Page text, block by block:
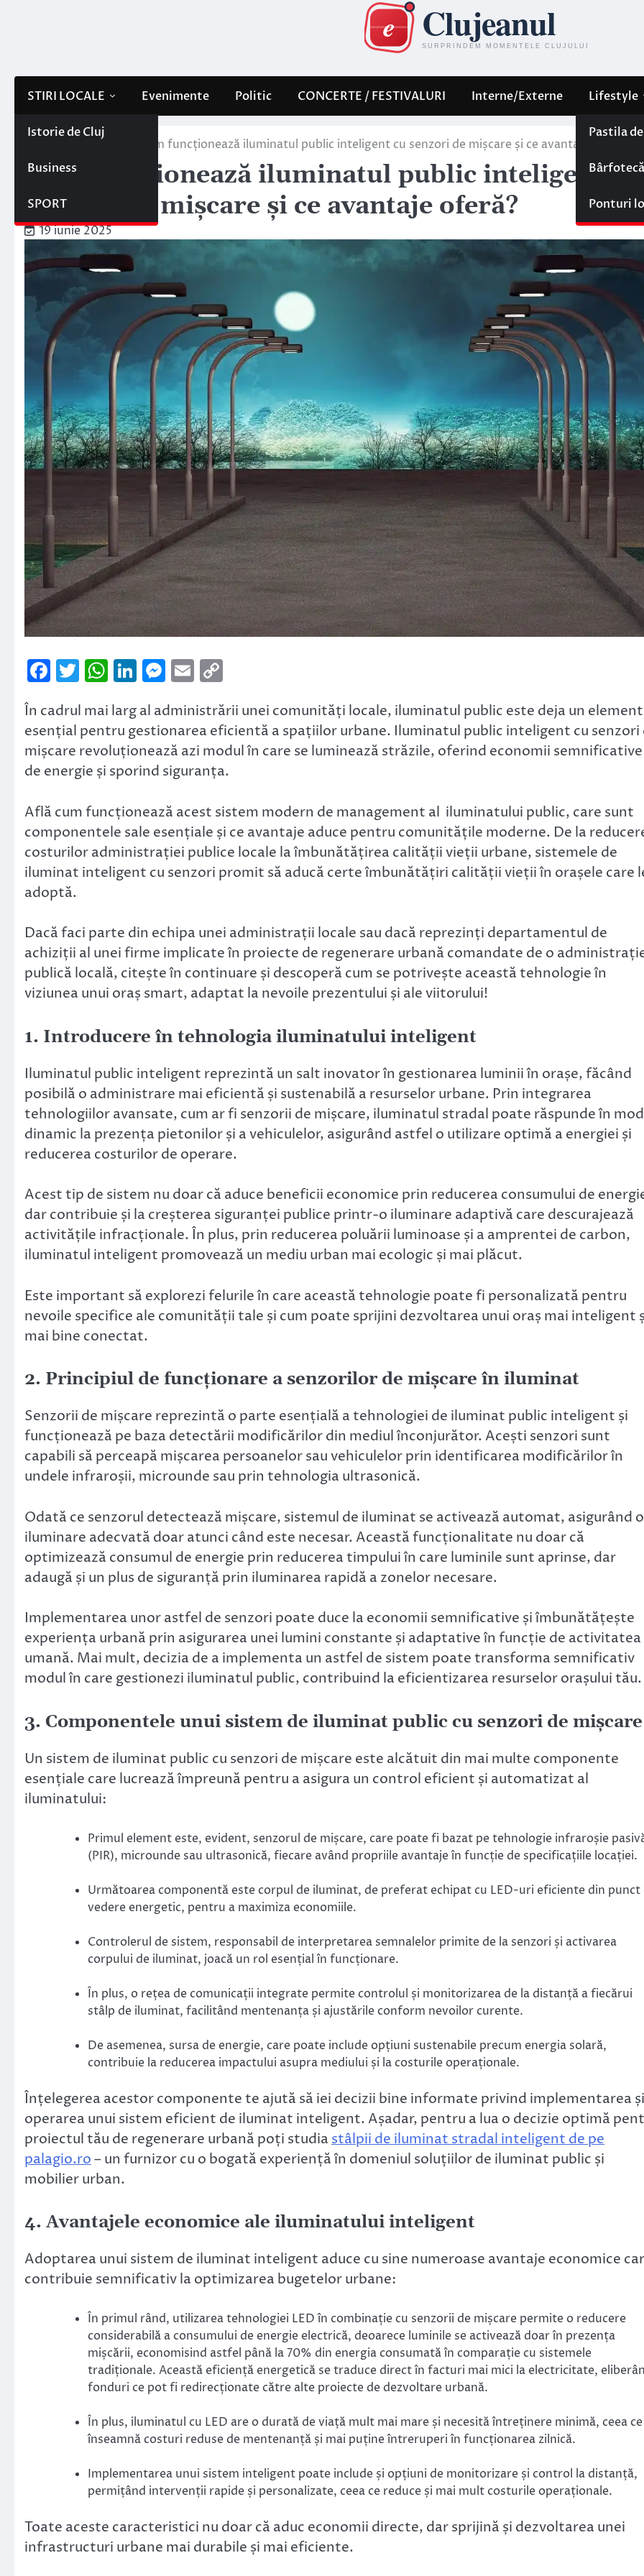
STIRI LOCALE
Istorie de Cluj
Business
SPORT
Evenimente Politic CONCERTE / FESTIVALURI Interne/Externe Lifestyle
Pastila
Bârfotecă
Ponturi
Lifestyle Cum funcționează iluminatul public inteligent cu senzori de mișcare și ce avantaje oferă?
Cum funcționează iluminatul public inteligent cu
senzori de mișcare și ce avantaje oferă?
19 iunie 2025
Facebook
Twitter
WhatsApp
LinkedIn
Messenger
Email
În cadrul mai larg al administrării unei comunități locale, iluminatul public este deja un element
esențial pentru gestionarea eficientă a spațiilor urbane. Iluminatul public inteligent cu senzori
mișcare revoluționează azi modul în care se luminează străzile, oferind economii semnificative
de energie și sporind siguranța.
Află cum funcționează acest sistem modern de management al iluminatului public, care sunt
componentele sale esențiale și ce avantaje aduce pentru comunitățile moderne. De la
costurilor administrației publice locale la îmbunătățirea calității vieții urbane, sistemele de
iluminat inteligent cu senzori promit să aducă certe îmbunătățiri calității vieții în orașele care
adoptă.
Dacă faci parte din echipa unei administrații locale sau dacă reprezinți departamentul de
achiziții al unei firme implicate în proiecte de regenerare urbană comandate de o
publică locală, citește în continuare și descoperă cum se potrivește această tehnologie în
viziunea unui oraș smart, adaptat la nevoile prezentului și ale viitorului!
1. Introducere în tehnologia iluminatului inteligent
Iluminatul public inteligent reprezintă un salt inovator în gestionarea luminii în orașe, făcând
posibilă o administrare mai eficientă și sustenabilă a resurselor urbane. Prin integrarea
tehnologiilor avansate, cum ar fi senzorii de mișcare, iluminatul stradal poate răspunde în mod
dinamic la prezența pietonilor și a vehiculelor, asigurând astfel o utilizare optimă a energiei și
reducerea costurilor de operare.
Acest tip de sistem nu doar că aduce beneficii economice prin reducerea consumului de
dar contribuie și la creșterea siguranței publice printr-o iluminare adaptivă care descurajează
activitățile infracționale. În plus, prin reducerea poluării luminoase și a amprentei de carbon,
iluminatul inteligent promovează un mediu urban mai ecologic și mai plăcut.
Este important să explorezi felurile în care această tehnologie poate fi personalizată pentru
nevoile specifice ale comunității tale și cum poate sprijini dezvoltarea unui oraș mai inteligent
mai bine conectat.
2. Principiul de funcționare a senzorilor de mișcare în iluminat
Senzorii de mișcare reprezintă o parte esențială a tehnologiei de iluminat public inteligent și
funcționează pe baza detectării modificărilor din mediul înconjurător. Acești senzori sunt
capabili să perceapă mișcarea persoanelor sau vehiculelor prin identificarea modificărilor în
undele infraroșii, microunde sau prin tehnologia ultrasonică.
Odată ce senzorul detectează mișcare, sistemul de iluminat se activează automat, asigurând o
iluminare adecvată doar atunci când este necesar. Această funcționalitate nu doar că
optimizează consumul de energie prin reducerea timpului în care luminile sunt aprinse, dar
adaugă și un plus de siguranță prin iluminarea rapidă a zonelor necesare.
Implementarea unor astfel de senzori poate duce la economii semnificative și îmbunătățește
experiența urbană prin asigurarea unei lumini constante și adaptative în funcție de activitatea
umană. Mai mult, decizia de a implementa un astfel de sistem poate transforma semnificativ
modul în care gestionezi iluminatul public, contribuind la eficientizarea resurselor orașului tău.
3. Componentele unui sistem de iluminat public cu senzori de mișcare
Un sistem de iluminat public cu senzori de mișcare este alcătuit din mai multe componente
esențiale care lucrează împreună pentru a asigura un control eficient și automatizat al
iluminatului:
Primul element este, evident, senzorul de mișcare, care poate fi bazat pe tehnologie infraroșie
(PIR), microunde sau ultrasonică, fiecare având propriile avantaje în funcție de specificațiile locației.
Următoarea componentă este corpul de iluminat, de preferat echipat cu LED-uri eficiente din punct
vedere energetic, pentru a maximiza economiile.
Controlerul de sistem, responsabil de interpretarea semnalelor primite de la senzori și activarea
corpului de iluminat, joacă un rol esențial în funcționare.
În plus, o rețea de comunicații integrate permite controlul și monitorizarea de la distanță a fiecărui
stâlp de iluminat, facilitând mentenanța și ajustările conform nevoilor curente.
De asemenea, sursa de energie, care poate include opțiuni sustenabile precum energia solară,
contribuie la reducerea impactului asupra mediului și la costurile operaționale.
Înțelegerea acestor componente te ajută să iei decizii bine informate privind implementarea și
operarea unui sistem eficient de iluminat inteligent. Așadar, pentru a lua o decizie optimă
proiectul tău de regenerare urbană poți studia stâlpii de iluminat stradal inteligent de pe
palagio.ro– un furnizor cu o bogată experiență în domeniul soluțiilor de iluminat public și
mobilier urban.
4. Avantajele economice ale iluminatului inteligent
Adoptarea unui sistem de iluminat inteligent aduce cu sine numeroase avantaje economice
contribuie semnificativ la optimizarea bugetelor urbane:
În primul rând, utilizarea tehnologiei LED în combinație cu senzorii de mișcare permite o reducere
considerabilă a consumului de energie electrică, deoarece luminile se activează doar în prezența
mișcării, economisind astfel până la 70% din energia consumată în comparație cu sistemele
tradiționale. Această eficiență energetică se traduce direct în facturi mai mici la electricitate,
fonduri ce pot fi redirecționate către alte proiecte de dezvoltare urbană.
În plus, iluminatul cu LED are o durată de viață mult mai mare și necesită întreținere minimă, ceea ce
înseamnă costuri reduse de mentenanță și mai puține întreruperi în funcționarea zilnică.
Implementarea unui sistem inteligent poate include și opțiuni de monitorizare și control la distanță,
permițând intervenții rapide și personalizate, ceea ce reduce și mai mult costurile operaționale.
Toate aceste caracteristici nu doar că aduc economii directe, dar sprijină și dezvoltarea unei
infrastructuri urbane mai durabile și mai eficiente.